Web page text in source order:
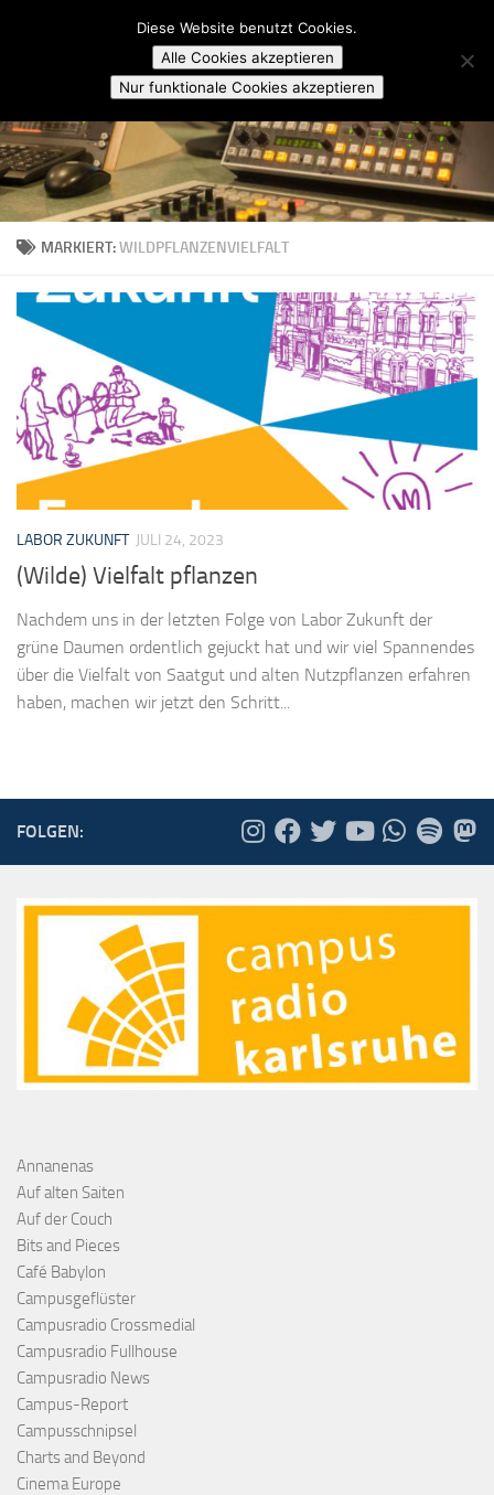
Skip to content
Campusradio Karlsruhe
MARKIERT:WILDPFLANZENVIELFALT
LABOR ZUKUNFT JULI 24, 2023
(Wilde) Vielfalt pflanzen
Nachdem uns in der letzten Folge von Labor Zukunft der
grüne Daumen ordentlich gejuckt hat und wir viel Spannendes
über die Vielfalt von Saatgut und alten Nutzpflanzen erfahren
haben, machen wir jetzt den Schritt...
FOLGEN:
Annanenas
Auf alten Saiten
Auf der Couch
Bits and Pieces
Café Babylon
Campusgeflüster
Campusradio Crossmedial
Campusradio Fullhouse
Campusradio News
Campus-Report
Campusschnipsel
Charts and Beyond
Cinema Europe
Diese Website benutzt Cookies.
Alle Cookies akzeptieren
Nur funktionale Cookies akzeptieren